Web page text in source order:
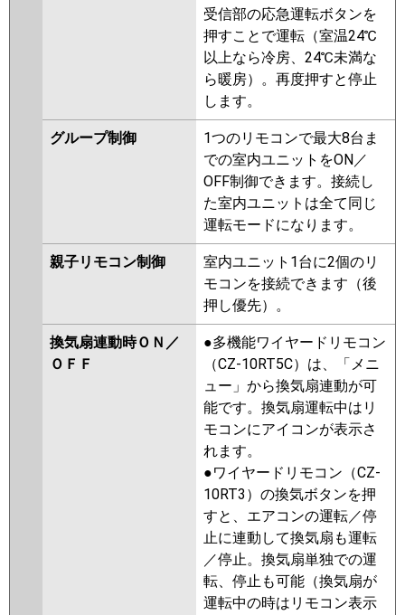
受信部の応急運転ボタンを
押すことで運転（室温24℃
以上なら冷房、24℃未満な
ら暖房）。再度押すと停止
します。
グループ制御
1つのリモコンで最大8台ま
での室内ユニットをON／
OFF制御できます。接続し
た室内ユニットは全て同じ
運転モードになります。
親子リモコン制御
室内ユニット1台に2個のリ
モコンを接続できます（後
押し優先）。
換気扇連動時ＯＮ／
ＯＦＦ
●多機能ワイヤードリモコン
（CZ-10RT5C）は、「メニ
ュー」から換気扇連動が可
能です。換気扇運転中はリ
モコンにアイコンが表示さ
れます。
●ワイヤードリモコン（CZ-
10RT3）の換気ボタンを押
すと、エアコンの運転／停
止に連動して換気扇も運転
／停止。換気扇単独での運
転、停止も可能（換気扇が
運転中の時はリモコン表示